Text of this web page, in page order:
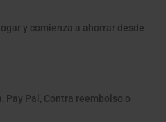
y comienza a ahorrar desde
Pay Pal, Contra reembolso o